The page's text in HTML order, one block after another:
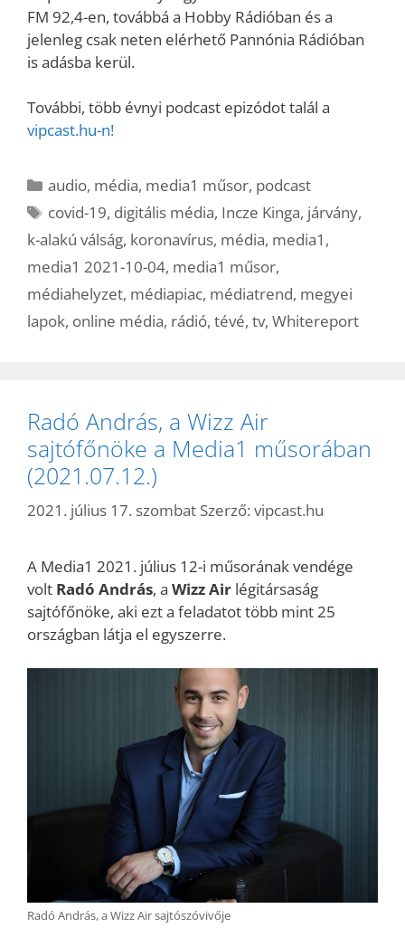
FM 92,4-en, továbbá a Hobby Rádióban és a
jelenleg csak neten elérhető Pannónia Rádióban
is adásba kerül.
További, több évnyi podcast epizódot talál a
vipcast.hu-n!
Kategória
audio, média, media1 műsor, podcast
Címkék
covid-19, digitális média, Incze Kinga, járvány,
k-alakú válság, koronavírus, média, media1 ,
media1 2021-10-04, media1 műsor,
médiahelyzet, médiapiac, médiatrend, megyei
lapok, online média, rádió, tévé, tv, Whitereport
Radó András, a Wizz Air
sajtófőnöke a Media1 műsorában
(2021.07.12.)
2021. július 17. szombat Szerző: vipcast.hu
A Media1 2021. július 12-i műsorának vendége
volt Radó András, a Wizz Air légitársaság
sajtófőnöke, aki ezt a feladatot több mint 25
országban látja el egyszerre.
Radó András, a Wizz Air sajtószóvivője